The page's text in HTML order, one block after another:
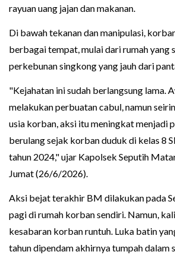
rayuan uang jajan dan makanan.
Di bawah tekanan dan manipulasi,
berbagai tempat, mulai dari rumah yang
perkebunan singkong yang jauh dari
"Kejahatan ini sudah berlangsung lama.
melakukan perbuatan cabul, namun
usia korban, aksi itu meningkat menjadi
berulang sejak korban duduk di kelas 8
tahun 2024," ujar Kapolsek Seputih
Jumat (26/6/2026).
Aksi bejat terakhir BM dilakukan pada
pagi di rumah korban sendiri. Namun,
kesabaran korban runtuh. Luka batin
tahun dipendam akhirnya tumpah dalam